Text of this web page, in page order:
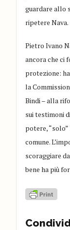
guardare allo
ripetere Nava.
Pietro Ivano
ancora che ci
protezione:
la
Bindi – alla
sui testimoni
potere,
comune.
scoraggiare
bene ha più